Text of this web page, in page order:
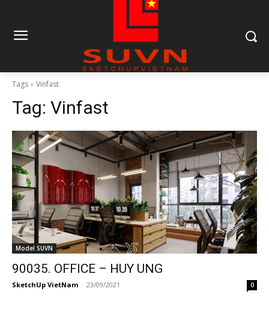
Tags Vinfast
Tag: Vinfast
Model SUVN
90035. OFFICE – HUY UNG
SketchUp VietNam - 23/09/2021 0